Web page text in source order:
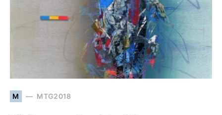
M MTG2018